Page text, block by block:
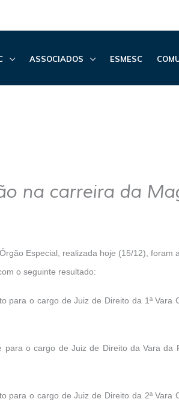
ASSOCIADOS ESMESC
na carreira da
Especial, realizada hoje (15/12), foram
o seguinte resultado:
para o cargo de Juiz de Direito da 1ª Vara
para o cargo de Juiz de Direito da Vara da
para o cargo de Juiz de Direito da 2ª Vara